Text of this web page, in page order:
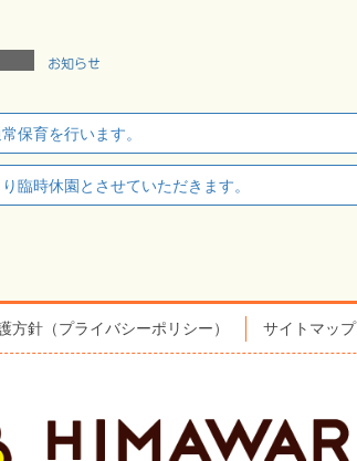
お知らせ
保育を行います。
臨時休園とさせていただきます。
方針（プライバシーポリシー） サイトマップ